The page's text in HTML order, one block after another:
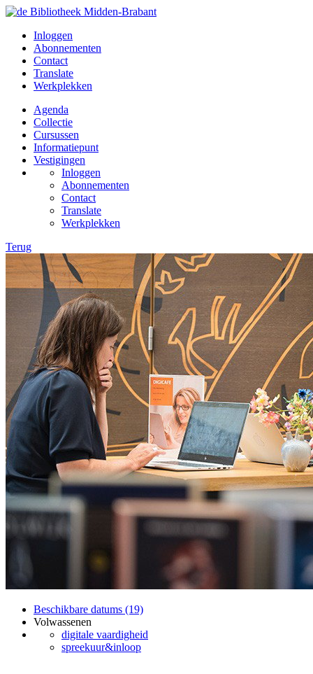
Inloggen
Abonnementen
Contact
Translate
Werkplekken
Agenda
Collectie
Cursussen
Informatiepunt
Vestigingen
Inloggen
Abonnementen
Contact
Translate
Werkplekken
Terug
Beschikbare datums (19)
Volwassenen
digitale vaardigheid
spreekuur&inloop